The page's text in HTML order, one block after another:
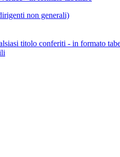
non generali)
titolo conferiti - in formato